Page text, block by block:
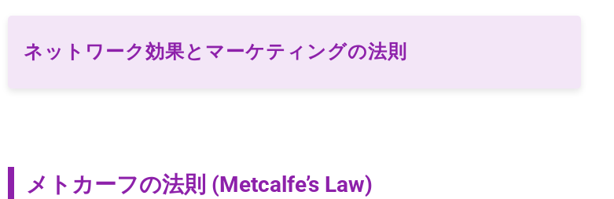
ネットワーク効果とマーケティングの法則
メトカーフの法則 (Metcalfe’s Law)